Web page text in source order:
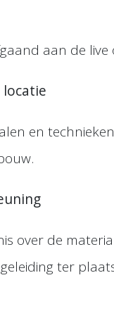
aan de live
en
over de
ter